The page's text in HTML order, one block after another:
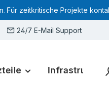
Für zeitkritische Projekte
24/7 E-Mail Support
Infrastruktur